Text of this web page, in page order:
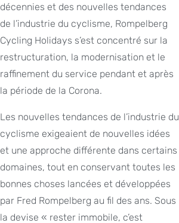
décennies et des nouvelles tendances
de l’industrie du cyclisme, Rompelberg
Cycling Holidays s’est concentré sur la
restructuration, la modernisation et le
raffinement du service pendant et après
la période de la Corona.
Les nouvelles tendances de l’industrie du
cyclisme exigeaient de nouvelles idées
et une approche différente dans certains
domaines, tout en conservant toutes les
bonnes choses lancées et développées
par Fred Rompelberg au fil des ans. Sous
la devise « rester immobile, c’est